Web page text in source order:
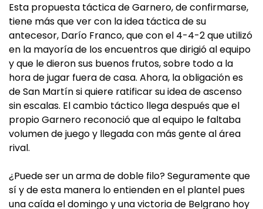
Esta propuesta táctica de Garnero, de confirmarse,
tiene más que ver con la idea táctica de su
antecesor, Darío Franco, que con el 4-4-2 que utilizó
en la mayoría de los encuentros que dirigió al equipo
y que le dieron sus buenos frutos, sobre todo a la
hora de jugar fuera de casa. Ahora, la obligación es
de San Martín si quiere ratificar su idea de ascenso
sin escalas. El cambio táctico llega después que el
propio Garnero reconoció que al equipo le faltaba
volumen de juego y llegada con más gente al área
rival.
¿Puede ser un arma de doble filo? Seguramente que
sí y de esta manera lo entienden en el plantel pues
una caída el domingo y una victoria de Belgrano hoy